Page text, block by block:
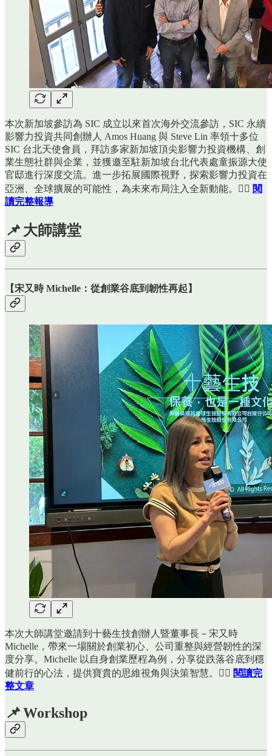
本次新加坡參訪為 SIC 成立以來首次海外交流參訪，SIC 永續
影響力投資共同創辦人 Amos Huang 與 Steve Lin 率領十多位
SIC 台北天使會員，拜訪多家新加坡頂尖影響力投資機構、創
業生態社群與企業，並獲邀至駐新加坡台北代表處童振源大使
官邸進行深度交流。進一步拓展國際視野，探索影響力投資在
亞洲、全球擴展的可能性，為未來布局注入全新動能。👉🏻 閱
讀完整報導
📌 大師講堂
【宋又時 Michelle：從創業谷底到韌性再起】
本次大師講堂邀請到十藝生技創辦人暨董事長－宋又時
Michelle，帶來一場關於創業初心、公司重整與經營韌性的深
度分享。Michelle 以自身創業歷程為例，分享從跌落谷底到穩
健前行的心法，提供寶貴的思維視角與決策智慧。👉🏻 閱讀完
整文章
📌Workshop